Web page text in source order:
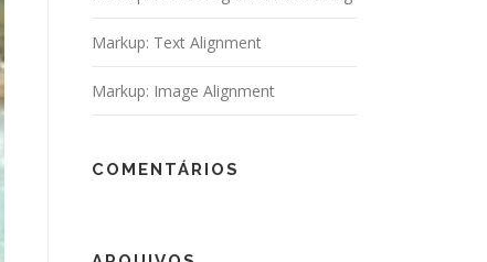
Markup: Text Alignment
Markup: Image Alignment
COMENTÁRIOS